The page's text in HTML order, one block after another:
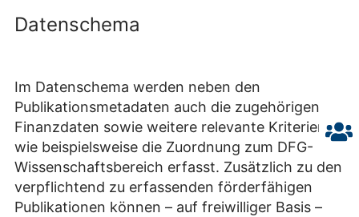
Datenschema
Im Datenschema werden neben den
Publikationsmetadaten auch die zugehörigen
Finanzdaten sowie weitere relevante Kriterien
wie beispielsweise die Zuordnung zum DFG-
Wissenschaftsbereich erfasst. Zusätzlich zu den
verpflichtend zu erfassenden förderfähigen
Publikationen können – auf freiwilliger Basis –